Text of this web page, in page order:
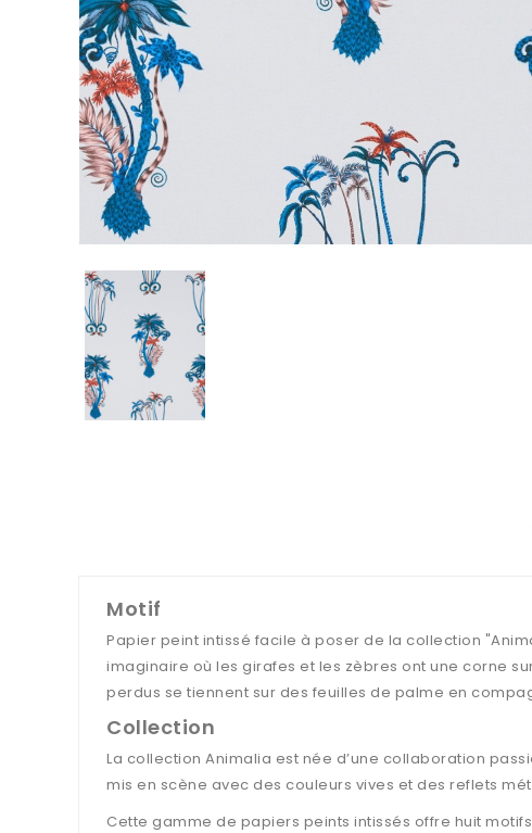
Motif
Papier peint intissé facile à poser de la collection
imaginaire où les girafes et les zèbres ont une corne
perdus se tiennent sur des feuilles de palme en
Collection
La collection Animalia est née d’une collaboration
mis en scène avec des couleurs vives et des reflets
Cette gamme de papiers peints intissés offre huit